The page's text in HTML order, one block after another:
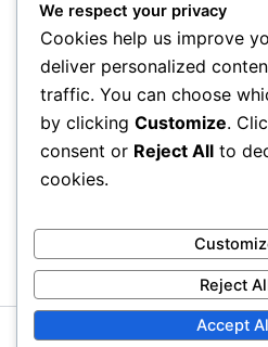
À travers les siècles et les
converge vers une même vérité :
précieuse, et se révèle non
l’épreuve. Cultiver de tels liens,
seulement sa propre vie, mais
accompagne.
PRÉCÉDENT
We respect your privacy
Cookies help us improve
deliver personalized
traffic. You can choose
by clicking Customize.
consent or Reject All to
cookies.
Reject
Accept